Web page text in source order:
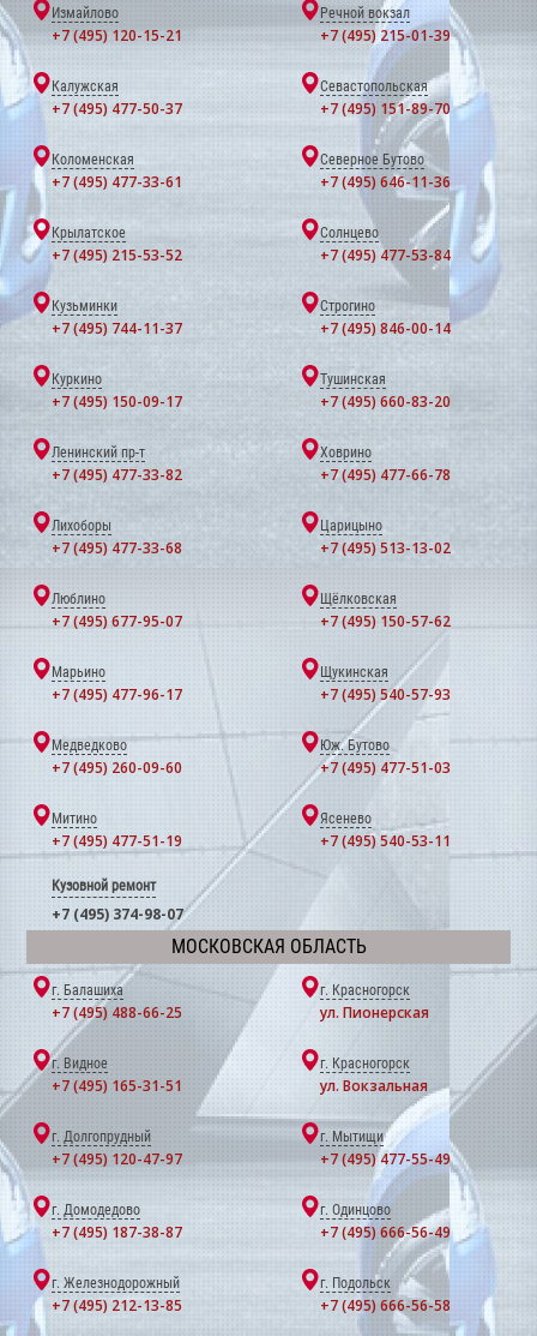
Измайлово
+7 (495) 120-15-21
Речной вокзал
+7 (495) 215-01-39
Калужская
+7 (495) 477-50-37
Севастопольская
+7 (495) 151-89-70
Коломенская
+7 (495) 477-33-61
Северное Бутово
+7 (495) 646-11-36
Крылатское
+7 (495) 215-53-52
Солнцево
+7 (495) 477-53-84
Кузьминки
+7 (495) 744-11-37
Строгино
+7 (495) 846-00-14
Куркино
+7 (495) 150-09-17
Тушинская
+7 (495) 660-83-20
Ленинский пр-т
+7 (495) 477-33-82
Ховрино
+7 (495) 477-66-78
Лихоборы
+7 (495) 477-33-68
Царицыно
+7 (495) 513-13-02
Люблино
+7 (495) 677-95-07
Щёлковская
+7 (495) 150-57-62
Марьино
+7 (495) 477-96-17
Щукинская
+7 (495) 540-57-93
Медведково
+7 (495) 260-09-60
Юж. Бутово
+7 (495) 477-51-03
Митино
+7 (495) 477-51-19
Ясенево
+7 (495) 540-53-11
Кузовной ремонт
+7 (495) 374-98-07
МОСКОВСКАЯ ОБЛАСТЬ
г. Балашиха
+7 (495) 488-66-25
г. Красногорск
ул. Пионерская
г. Видное
+7 (495) 165-31-51
г. Красногорск
ул. Вокзальная
г. Долгопрудный
+7 (495) 120-47-97
г. Мытищи
+7 (495) 477-55-49
г. Домодедово
+7 (495) 187-38-87
г. Одинцово
+7 (495) 666-56-49
г. Железнодорожный
+7 (495) 212-13-85
г. Подольск
+7 (495) 666-56-58